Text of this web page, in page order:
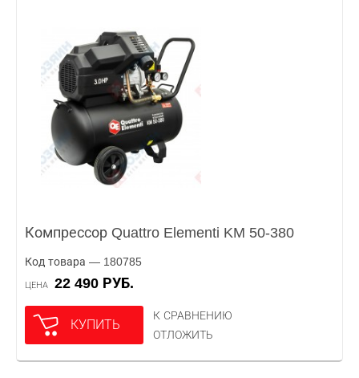
Компрессор Quattro Elementi KM 50-380
Код товара — 180785
ЦЕНА 22 490 РУБ.
КУПИТЬ
К СРАВНЕНИЮ
ОТЛОЖИТЬ